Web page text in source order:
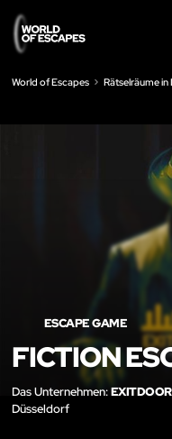
World of Escapes Rätselräume
ESCAPE GAME
FICTION
Das Unternehmen:
Düsseldorf